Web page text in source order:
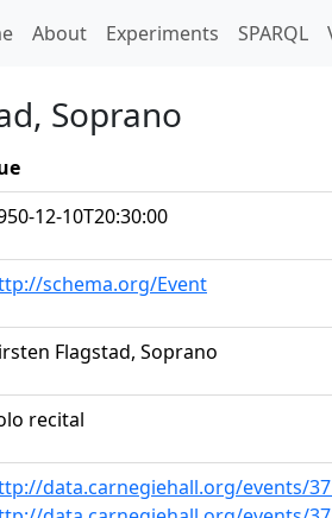
(current)
About Experiments SPARQL
Soprano
12-10T20:30:00
schema.org/Event
Flagstad, Soprano
recital
data.carnegiehall.org/events/